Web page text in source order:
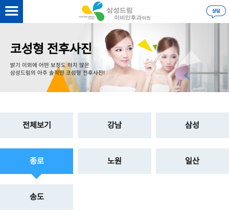
코성형 전후사진
밝기 이외에 어떤 보정도 하지 않은
삼성드림의 아주 솔직한 코성형 전후사진!
을 하시면더 자세한 정보
전체보기 강남 삼성
종로 노원 일산
송도